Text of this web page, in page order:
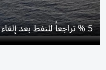
5 % تراجعاً للنفط بعد إلغاء ترامب هجوماً على إيران